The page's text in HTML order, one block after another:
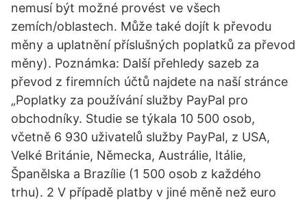
nemusí být možné provést ve všech
zemích/oblastech. Může také dojít k převodu
měny a uplatnění příslušných poplatků za převod
měny). Poznámka: Další přehledy sazeb za
převod z firemních účtů najdete na naší stránce
„Poplatky za používání služby PayPal pro
obchodníky. Studie se týkala 10 500 osob,
včetně 6 930 uživatelů služby PayPal, z USA,
Velké Británie, Německa, Austrálie, Itálie,
Španělska a Brazílie (1 500 osob z každého
trhu). 2 V případě platby v jiné měně než euro